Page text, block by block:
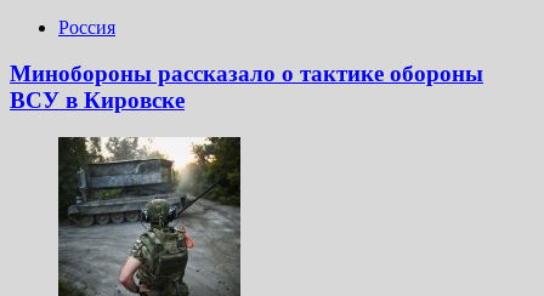
Россия
Минобороны рассказало о тактике обороны
ВСУ в Кировске